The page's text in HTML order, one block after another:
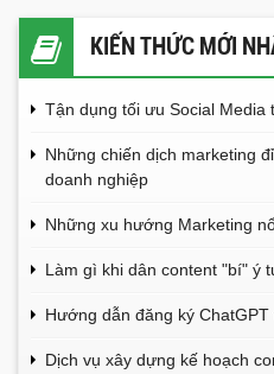
KIẾN THỨC MỚI
Tận dụng tối ưu Social Media
Những chiến dịch marketing
doanh nghiệp
Những xu hướng Marketing
Làm gì khi dân content "bí" ý
Hướng dẫn đăng ký
Dịch vụ xây dựng kế hoạch